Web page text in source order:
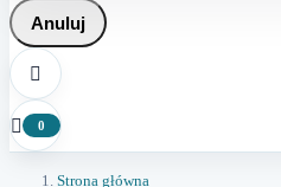
Anuluj

 0
Strona główna